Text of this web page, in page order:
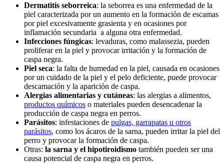
Dermatitis seborreica: la seborrea es una enfermedad de la
piel caracterizada por un aumento en la formación de escamas
por piel excesivamente grasienta y en ocasiones por
inflamación secundaria a alguna otra enfermedad.
Infecciones fúngicas: levaduras, como malassezia, pueden
proliferar en la piel y provocar irritación y la formación de
caspa negra.
Piel seca: la falta de humedad en la piel, causada en ocasiones
por un cuidado de la piel y el pelo deficiente, puede provocar
descamación y la aparición de caspa.
Alergias alimentarias y cutáneas: las alergias a alimentos,
productos químicos o materiales pueden desencadenar la
producción de caspa negra en perros.
Parásitos: infestaciones de pulgas, garrapatas u otros
parásitos, como los ácaros de la sarna, pueden irritar la piel del
perro y provocar la formación de caspa.
Otras: la sarna y el hipotiroidismo también pueden ser una
causa potencial de caspa negra en perros.